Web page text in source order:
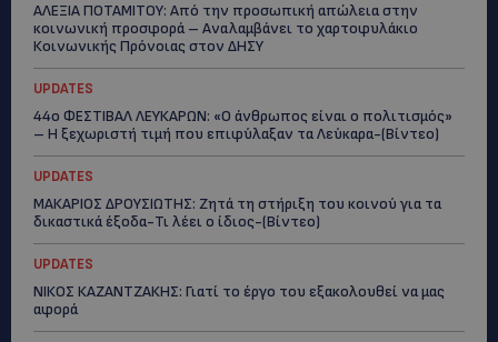
ΑΛΕΞΙΑ ΠΟΤΑΜΙΤΟΥ: Από την προσωπική απώλεια στην
κοινωνική προσφορά – Αναλαμβάνει το χαρτοφυλάκιο
Κοινωνικής Πρόνοιας στον ΔΗΣΥ
UPDATES
44ο ΦΕΣΤΙΒΑΛ ΛΕΥΚΑΡΩΝ: «Ο άνθρωπος είναι ο πολιτισμός»
– Η ξεχωριστή τιμή που επιφύλαξαν τα Λεύκαρα-(Βίντεο)
UPDATES
ΜΑΚΑΡΙΟΣ ΔΡΟΥΣΙΩΤΗΣ: Ζητά τη στήριξη του κοινού για τα
δικαστικά έξοδα-Τι λέει ο ίδιος-(Βίντεο)
UPDATES
ΝΙΚΟΣ ΚΑΖΑΝΤΖΑΚΗΣ: Γιατί το έργο του εξακολουθεί να μας
αφορά